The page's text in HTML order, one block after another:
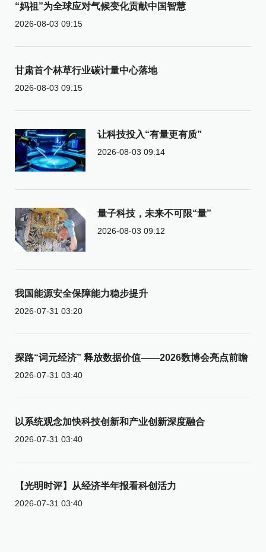
“妈祖”为全球应对气候变化贡献中国智慧
2026-08-03 09:15
甘肃首个林草行业碳计量中心落地
2026-08-03 09:15
让科技投入“有量更有质”
2026-08-03 09:14
量子科技，未来不可限“量”
2026-08-03 09:12
我国能源安全保障能力稳步提升
2026-07-31 03:20
探路“词元经济” 释放数据价值——2026数博会亮点前瞻
2026-07-31 03:40
以系统观念加快科技创新和产业创新深度融合
2026-07-31 03:40
【光明时评】从经济半年报看科创活力
2026-07-31 03:40